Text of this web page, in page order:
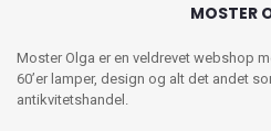
MOSTER
Moster Olga er en veldrevet webshop
60’er lamper, design og alt det andet
antikvitetshandel.